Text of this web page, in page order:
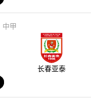
中甲
长春亚泰